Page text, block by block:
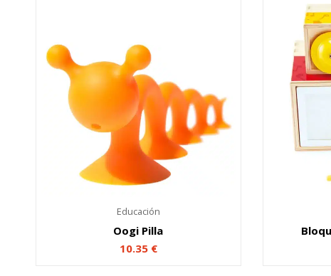
Educación
Oogi Pilla
10.35 €